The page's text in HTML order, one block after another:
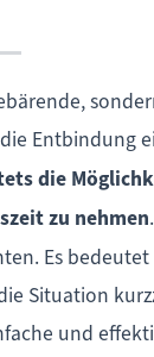
Entbindung
die
zu nehmen
Es
Situation
und